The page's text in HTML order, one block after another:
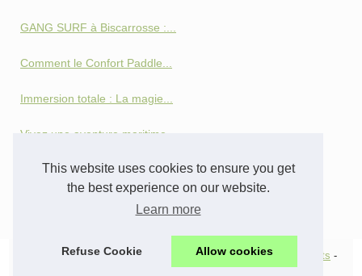
This website uses cookies to ensure you get
the best experience on our website.
Learn more
Refuse Cookie Allow cookies
GANG SURF à Biscarrosse :...
Comment le Confort Paddle...
Immersion totale : La magie...
Vivez une aventure maritime...
Optimisez le chauffage de...
Bias-wakesurf.com Most Requested-Table of Contents -